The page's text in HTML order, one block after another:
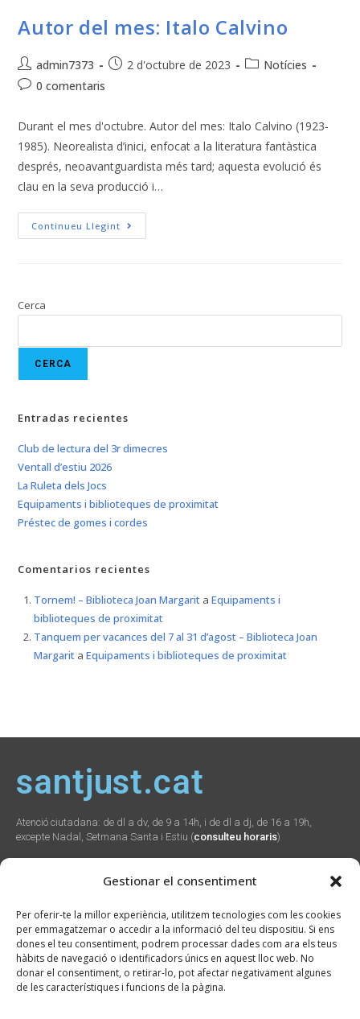
Gestionar el consentiment
Per oferir-te la millor experiència, utilitzem tecnologies com les cookies
per emmagatzemar o accedir a la informació del teu dispositiu. Si ens
dones el teu consentiment, podrem processar dades com ara els teus
hàbits de navegació o identificadors únics en aquest lloc web. No
donar el consentiment, o retirar-lo, pot afectar negativament algunes
de les característiques i funcions de la pàgina.
Autor del mes: Italo Calvino
admin7373 2 d'octubre de 2023
Notícies
0 comentaris
Durant el mes d'octubre. Autor del mes: Italo Calvino (1923-
1985). Neorealista d’inici, enfocat a la literatura fantàstica
després, neoavantguardista més tard; aquesta evolució és
clau en la seva producció i…
Continueu Llegint
Cerca
CERCA
Entradas recientes
Club de lectura del 3r dimecres
Ventall d’estiu 2026
La Ruleta dels Jocs
Equipaments i biblioteques de proximitat
Préstec de gomes i cordes
Comentarios recientes
Tornem! – Biblioteca Joan Margarit aEquipaments i
biblioteques de proximitat
Tanquem per vacances del 7 al 31 d’agost – Biblioteca Joan
Margarit aEquipaments i biblioteques de proximitat
santjust.cat
Atenció ciutadana: de dl a dv, de 9 a 14h, i de dl a dj, de 16 a 19h,
excepte Nadal, Setmana Santa i Estiu (consulteu horaris)
Social
Webs
municipals
Promunsa
Promoció Econòmica
seu.cat
Contacte
Plaça Verdaguer, 2
Sant Just Desvern,
08960
934 804 800